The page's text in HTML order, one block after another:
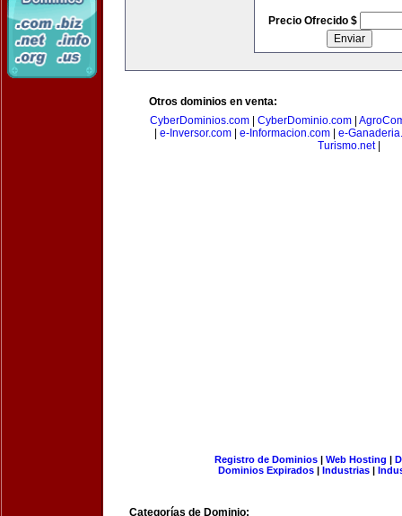
Precio Ofrecido $
Otros dominios en venta:
CyberDominios.com| CyberDominio.com|
e-Inversor.com| e-Informacion.com| e-
Turismo.net|
Registro de Dominios| Web Hosting |
Dominios Expirados | Industrias |
Categorías de Dominio: